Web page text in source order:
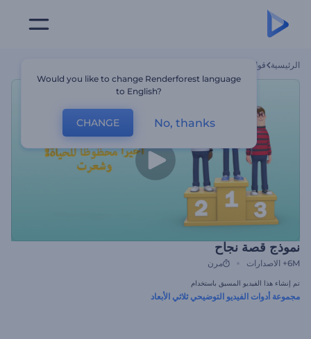
الرئيسية قوالب
نموذج قصة نجاح
6M+ الاصدارات مرن
تم إنشاء هذا الفيديو المسبق باستخدام
مجموعة أدوات الفيديو التوضيحي ثلاثي الأبعاد
Would you like to change Renderforest language
to English?
CHANGE No, thanks